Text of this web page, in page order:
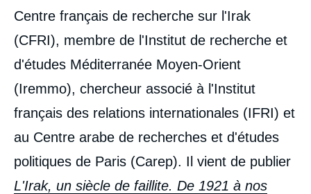
Centre français de recherche sur l'Irak
(CFRI), membre de l'Institut de recherche et
d'études Méditerranée Moyen-Orient
(Iremmo), chercheur associé à l'Institut
français des relations internationales (IFRI) et
au Centre arabe de recherches et d'études
politiques de Paris (Carep). Il vient de publier
L'Irak, un siècle de faillite. De 1921 à nos